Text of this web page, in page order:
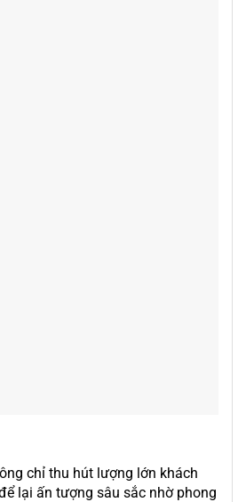
chỉ thu hút lượng lớn khách
lại ấn tượng sâu sắc nhờ phong